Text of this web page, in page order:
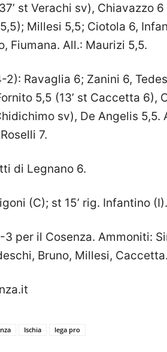
st Verachi sv), Chiavazzo
Millesi 5,5; Ciotola 6,
Fiumana. All.: Maurizi 5,5.
2): Ravaglia 6; Zanini 6,
5,5 (13’ st Caccetta 6),
sv), De Angelis
7.
di Legnano 6.
(C); st 15’ rig. Infantino (I).
3 per il Cosenza. Ammoniti:
Bruno, Millesi, Caccetta.
Ischia lega pro